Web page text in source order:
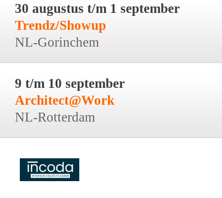
30 augustus t/m 1 september
Trendz/Showup
NL-Gorinchem
9 t/m 10 september
Architect@Work
NL-Rotterdam